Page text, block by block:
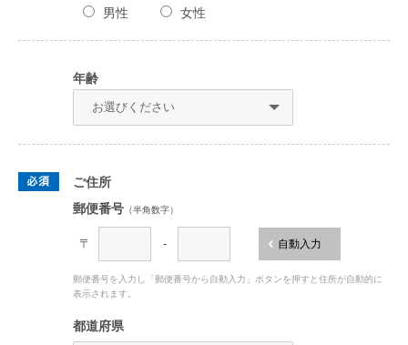
男性
女性
年齢
ご住所
郵便番号 （半角数字）
〒 - 自動入力
郵便番号を入力し「郵便番号から自動入力」ボタンを押すと住所が自動的に
表示されます。
都道府県